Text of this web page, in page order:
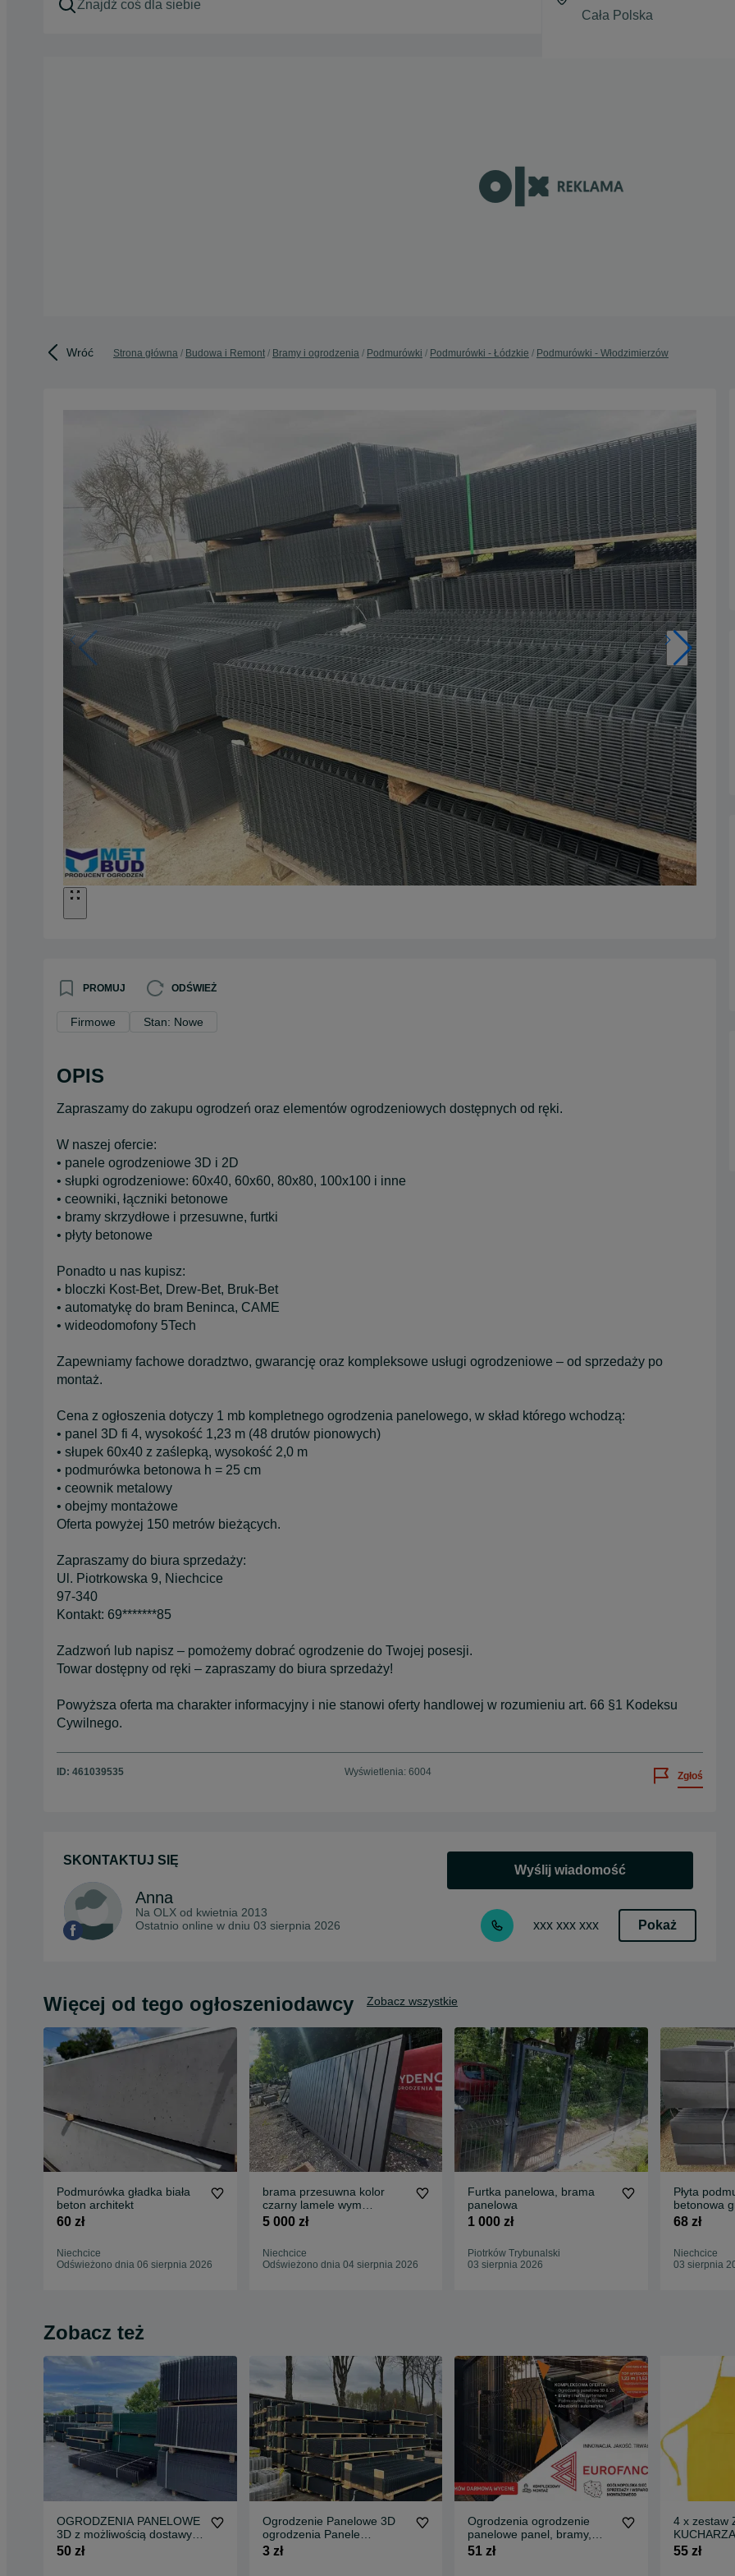
Wróć Strona główna Budowa i Remont Bramy i ogrodzenia Podmurówki Podmurówki - Łódzkie Podmurówki - Włodzimierzów
PROMUJ ODŚWIEŻ
Firmowe Stan: Nowe
OPIS
Zapraszamy do zakupu ogrodzeń oraz elementów ogrodzeniowych dostępnych od ręki.
W naszej ofercie:
• panele ogrodzeniowe 3D i 2D
• słupki ogrodzeniowe: 60x40, 60x60, 80x80, 100x100 i inne
• ceowniki, łączniki betonowe
• bramy skrzydłowe i przesuwne, furtki
• płyty betonowe
Ponadto u nas kupisz:
• bloczki Kost-Bet, Drew-Bet, Bruk-Bet
• automatykę do bram Beninca, CAME
• wideodomofony 5Tech
Zapewniamy fachowe doradztwo, gwarancję oraz kompleksowe usługi ogrodzeniowe – od sprzedaży po
montaż.
Cena z ogłoszenia dotyczy 1 mb kompletnego ogrodzenia panelowego, w skład którego wchodzą:
• panel 3D fi 4, wysokość 1,23 m (48 drutów pionowych)
• słupek 60x40 z zaślepką, wysokość 2,0 m
• podmurówka betonowa h = 25 cm
• ceownik metalowy
• obejmy montażowe
Oferta powyżej 150 metrów bieżących.
Zapraszamy do biura sprzedaży:
Ul. Piotrkowska 9, Niechcice
97-340
Kontakt: 69*******85
Zadzwoń lub napisz – pomożemy dobrać ogrodzenie do Twojej posesji.
Towar dostępny od ręki – zapraszamy do biura sprzedaży!
Powyższa oferta ma charakter informacyjny i nie stanowi oferty handlowej w rozumieniu art. 66 §1 Kodeksu
Cywilnego.
ID: 461039535 Wyświetlenia: 6004 Zgłoś
SKONTAKTUJ SIĘ
Anna
Na OLX od kwietnia 2013
Ostatnio online w dniu 03 sierpnia 2026
Wyślij wiadomość
xxx xxx xxx Pokaż
Więcej od tego ogłoszeniodawcy Zobacz wszystkie
Podmurówka gładka biała
beton architekt
60 zł
Niechcice
Odświeżono dnia 06 sierpnia 2026
brama przesuwna kolor
czarny lamele wym
4920x1635
5 000 zł
Niechcice
Odświeżono dnia 04 sierpnia 2026
Furtka panelowa, brama
panelowa
1 000 zł
Piotrków Trybunalski
03 sierpnia 2026
Płyta
betonowa
antracyt z
68 zł
Niechcice
03 sierpnia
Zobacz też
OGRODZENIA PANELOWE
3D z możliwością dostawy i
montażu
50 zł
Ogrodzenie Panelowe 3D
ogrodzenia Panele
KOMPLET Transport
3 zł
Ogrodzenia ogrodzenie
panelowe panel, bramy,
furtki słupki płot palety
51 zł
4 x zestaw
dzieci
55 zł